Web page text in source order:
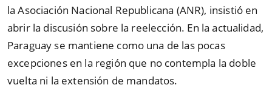
la Asociación Nacional Republicana (ANR), insistió en
abrir la discusión sobre la reelección. En la actualidad,
Paraguay se mantiene como una de las pocas
excepciones en la región que no contempla la doble
vuelta ni la extensión de mandatos.